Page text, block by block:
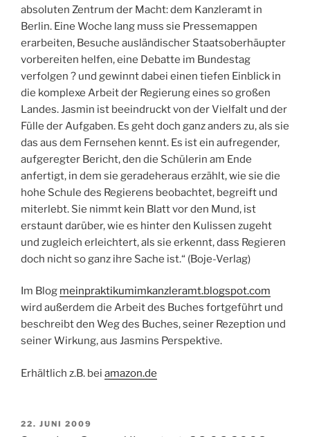
absoluten Zentrum der Macht: dem Kanzleramt in
Berlin. Eine Woche lang muss sie Pressemappen
erarbeiten, Besuche ausländischer Staatsoberhäupter
vorbereiten helfen, eine Debatte im Bundestag
verfolgen ? und gewinnt dabei einen tiefen Einblick in
die komplexe Arbeit der Regierung eines so großen
Landes. Jasmin ist beeindruckt von der Vielfalt und der
Fülle der Aufgaben. Es geht doch ganz anders zu, als sie
das aus dem Fernsehen kennt. Es ist ein aufregender,
aufgeregter Bericht, den die Schülerin am Ende
anfertigt, in dem sie geradeheraus erzählt, wie sie die
hohe Schule des Regierens beobachtet, begreift und
miterlebt. Sie nimmt kein Blatt vor den Mund, ist
erstaunt darüber, wie es hinter den Kulissen zugeht
und zugleich erleichtert, als sie erkennt, dass Regieren
doch nicht so ganz ihre Sache ist.“ (Boje-Verlag)
Im Blog meinpraktikumimkanzleramt.blogspot.com
wird außerdem die Arbeit des Buches fortgeführt und
beschreibt den Weg des Buches, seiner Rezeption und
seiner Wirkung, aus Jasmins Perspektive.
Erhältlich z.B. bei amazon.de
VERÖFFENTLICHT
22. JUNI 2009